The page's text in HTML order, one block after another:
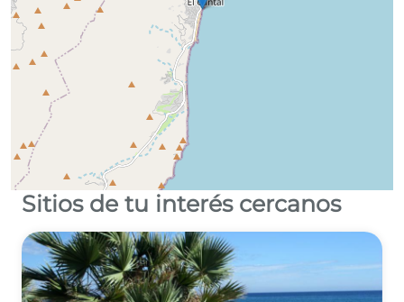
Sitios de tu interés cercanos